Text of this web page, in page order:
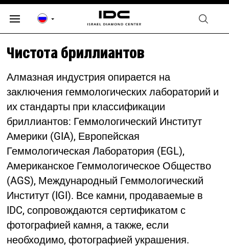
Чистота бриллиантов
Алмазная индустрия опирается на
заключения геммологических лабораторий и
их стандарты при классификации
бриллиантов: Геммологический Институт
Америки (GIA), Европейская
Геммологическая Лаборатория (EGL),
Американское Геммологическое Общество
(AGS), Международный Геммологический
Институт (IGI). Все камни, продаваемые в
IDC, сопровождаются сертификатом с
фотографией камня, а также, если
необходимо, фотографией украшения.